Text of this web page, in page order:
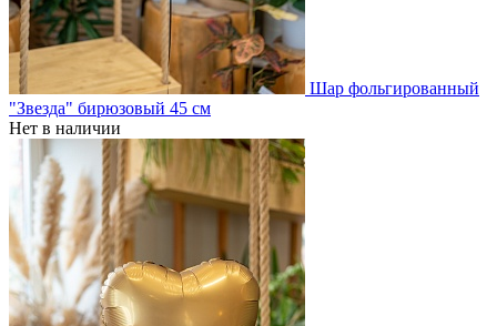
Шар фольгированный
"Звезда" бирюзовый 45 см
Нет в наличии